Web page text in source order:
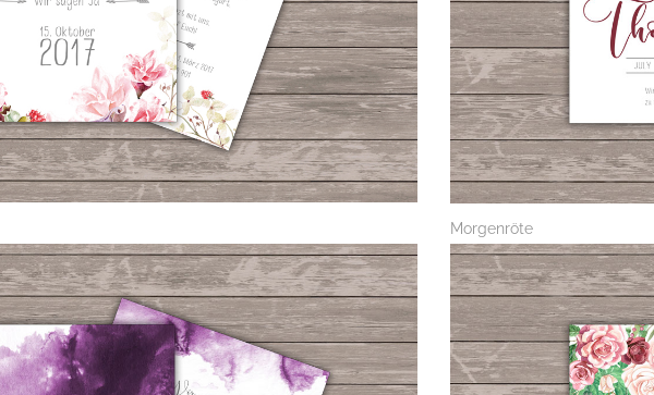
Morgenröte